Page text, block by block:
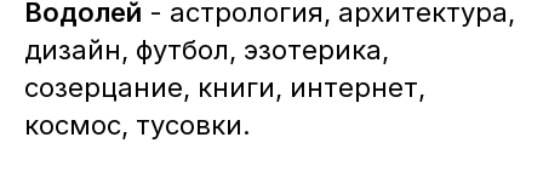
Водолей - астрология, архитектура,
дизайн, футбол, эзотерика,
созерцание, книги, интернет,
космос, тусовки.